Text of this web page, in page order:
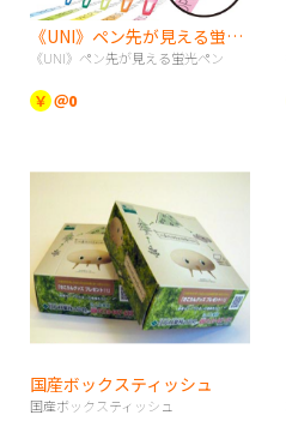
《UNI》ペン先が見える蛍光ペン
《UNI》ペン先が見える蛍光ペン
￥ ＠0
国産ボックスティッシュ
国産ボックスティッシュ